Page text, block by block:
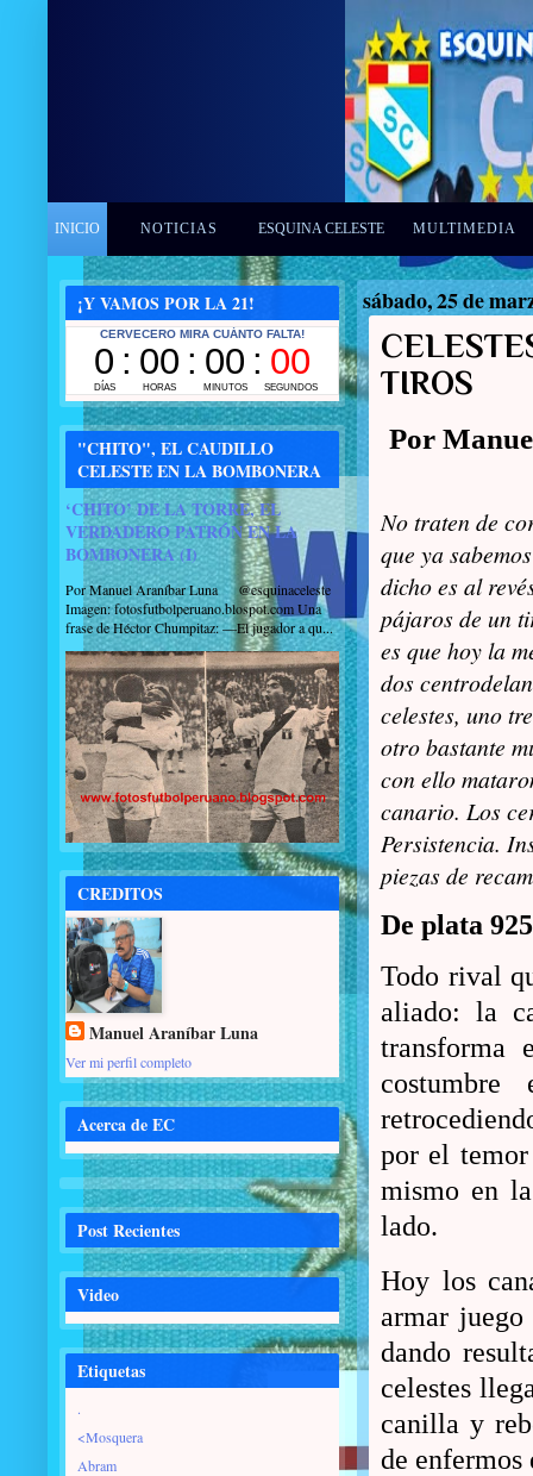
INICIO NOTICIAS ESQUINA CELESTE MULTIMEDIA
sábado, 25 de
TIROS
Por
No traten de
que ya
dicho es al
pájaros de un
es que hoy la
dos
celestes, uno
otro bastante
con ello
canario. Los
Persistencia.
piezas de
De plata
Todo rival
aliado: la
transforma
por el
mismo en
lado.
Hoy los
armar
dando
celestes
canilla y
de enfermos
¡Y VAMOS POR LA 21!
"CHITO", EL CAUDILLO
CELESTE EN LA BOMBONERA
‘CHITO’ DE LA TORRE, EL
VERDADERO PATRÓN EN LA
BOMBONERA (I)
Por Manuel Araníbar Luna @esquinaceleste
Imagen: fotosfutbolperuano.blospot.com Una
frase de Héctor Chumpitaz: —El jugador a qu...
CREDITOS
Manuel Araníbar Luna
Ver mi perfil completo
Acerca de EC
Post Recientes
Video
Etiquetas
.
<Mosquera
Abram